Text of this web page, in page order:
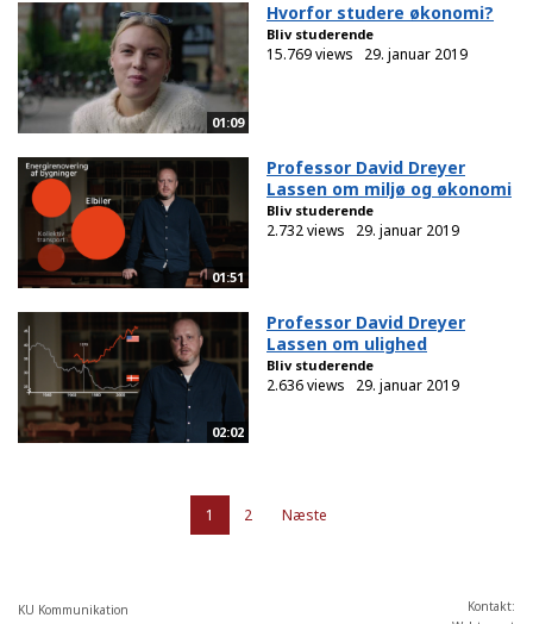
01:09
Hvorfor studere økonomi?
Bliv studerende
15.769 views 29. januar 2019
01:51
Professor David Dreyer
Lassen om miljø og økonomi
Bliv studerende
2.732 views 29. januar 2019
02:02
Professor David Dreyer
Lassen om ulighed
Bliv studerende
2.636 views 29. januar 2019
1 2 Næste
KU Kommunikation
Kontakt: